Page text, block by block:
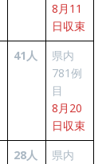
8月11
日収束
41人
県内
781例
目
8月20
日収束
28人
県内